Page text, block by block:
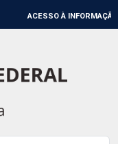
ACESSO À INFORMAÇÃO